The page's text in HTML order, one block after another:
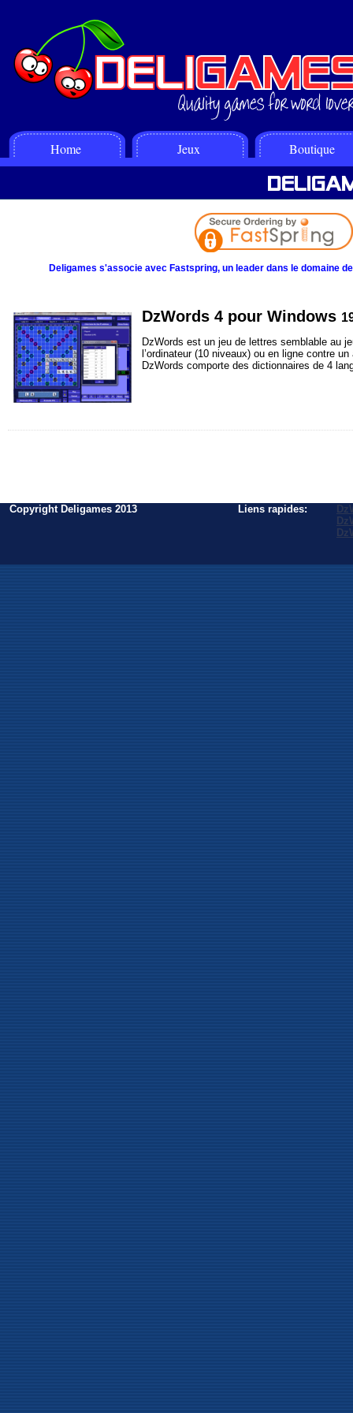
Home Jeux Boutique
Deligames s'associe avec Fastspring, un leader dans le domaine
DzWords 4 pour Windows
DzWords est un jeu de lettres semblable au
l’ordinateur (10 niveaux) ou en ligne contre
DzWords comporte des dictionnaires de 4
Copyright Deligames 2013 Liens rapides: